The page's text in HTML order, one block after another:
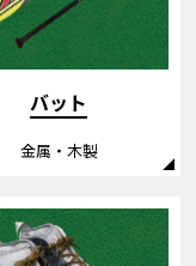
バット
金属・木製